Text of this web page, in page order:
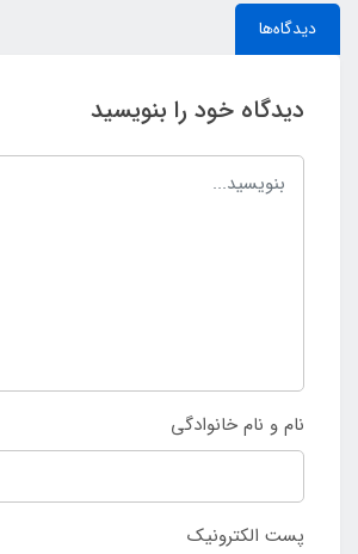
دیدگاه‌ها
دیدگاه خود را بنویسید
نام و نام خانوادگی
پست الکترونیک